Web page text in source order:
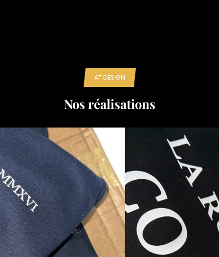
AT DESIGN
Nos réalisations